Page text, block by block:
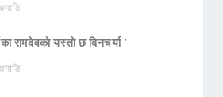
रामदेवकाे यस्ताे छ दिनचर्या ’